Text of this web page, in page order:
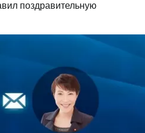
поздравительную